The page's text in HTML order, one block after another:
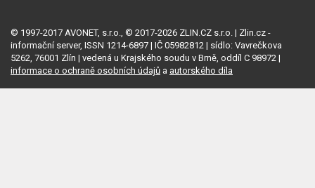
© 1997-2017 AVONET, s.r.o., © 2017-2026 ZLIN.CZ s.r.o. | Zlin.cz -
informační server, ISSN 1214-6897 | IČ 05982812 | sídlo: Vavrečkova
5262, 76001 Zlín | vedená u Krajského soudu v Brně, oddíl C 98972 |
informace o ochraně osobních údajů a autorského díla